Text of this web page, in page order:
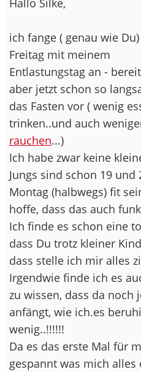
Hallo Silke,
ich fange ( genau wie
Freitag mit meinem
Entlastungstag an -
aber jetzt schon so
das Fasten vor ( wenig
trinken..und auch
rauchen...)
Ich habe zwar keine
Jungs sind schon 19
Montag (halbwegs) fit
hoffe, dass das auch
Ich finde es schon eine
dass Du trotz kleiner
dass stelle ich mir alles
Irgendwie finde ich es
zu wissen, dass da noch
anfängt, wie ich.es
wenig..!!!!!!
Da es das erste Mal für
gespannt was mich alles